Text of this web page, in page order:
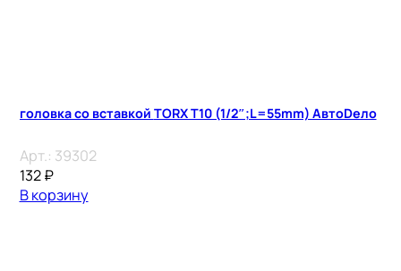
головка со вставкой TORX T10 (1/2″;L=55mm) АвтоDело
Арт.: 39302
132₽
В корзину